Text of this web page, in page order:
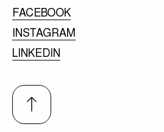
FACEBOOK
INSTAGRAM
LINKEDIN